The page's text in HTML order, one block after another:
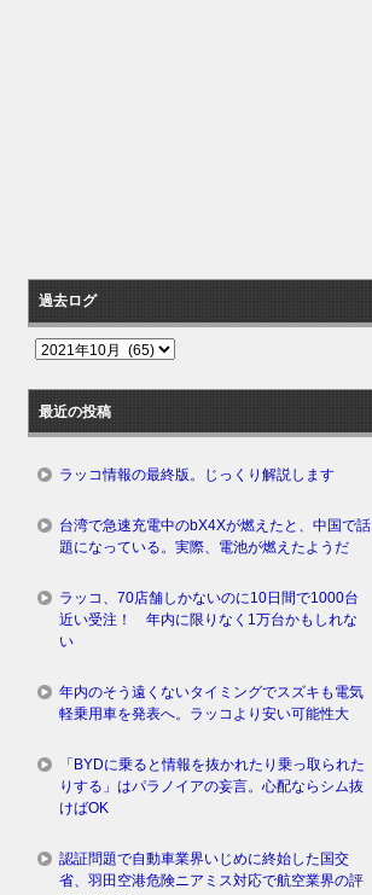
過去ログ
過
ロ
グ
最近の投稿
ラッコ情報の最終版。じっくり解説します
台湾で急速充電中のbX4Xが燃えたと、中国で話
題になっている。実際、電池が燃えたようだ
ラッコ、70店舗しかないのに10日間で1000台
近い受注！ 年内に限りなく1万台かもしれな
い
年内のそう遠くないタイミングでスズキも電気
軽乗用車を発表へ。ラッコより安い可能性大
「BYDに乗ると情報を抜かれたり乗っ取られた
りする」はパラノイアの妄言。心配ならシム抜
けばOK
認証問題で自動車業界いじめに終始した国交
省、羽田空港危険ニアミス対応で航空業界の評